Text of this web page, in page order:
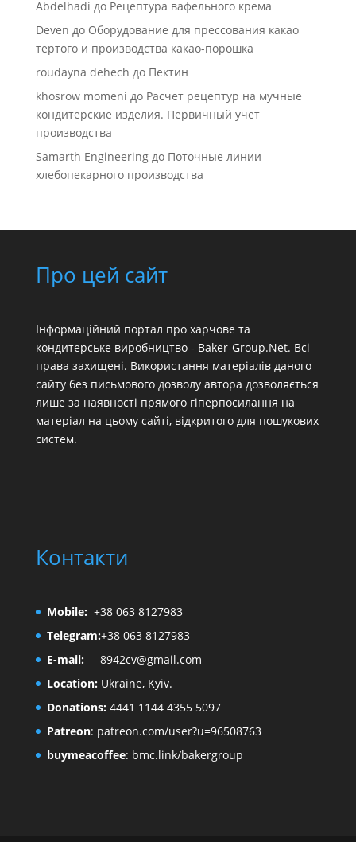
Abdelhadi до Рецептура вафельного крема
Deven до Оборудование для прессования какао
тертого и производства какао-порошка
roudayna dehech до Пектин
khosrow momeni до Расчет рецептур на мучные
кондитерские изделия. Первичный учет
производства
Samarth Engineeringдо Поточные линии
хлебопекарного производства
Про цей сайт
Інформаційний портал про харчове та
кондитерське виробництво - Baker-Group.Net. Всі
права захищені. Використання матеріалів даного
сайту без письмового дозволу автора дозволяється
лише за наявності прямого гіперпосилання на
матеріал на цьому сайті, відкритого для пошукових
систем.
Контакти
Mobile: +38 063 8127983
Telegram:+38 063 8127983
E-mail:
8942cv@gmail.com
Location:Ukraine, Kyiv.
Donations:4441 1144 4355 5097
Patreon: patreon.com/user?u=96508763
buymeacoffee: bmc.link/bakergroup